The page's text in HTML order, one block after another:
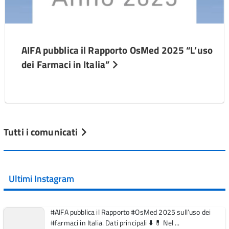
AIFA pubblica il Rapporto OsMed 2025 “L’uso
dei Farmaci in Italia”
Tutti i comunicati
Ultimi Instagram
#AIFA pubblica il Rapporto #OsMed 2025 sull’uso dei
#farmaci in Italia. Dati principali ⬇️ 💊 Nel ...